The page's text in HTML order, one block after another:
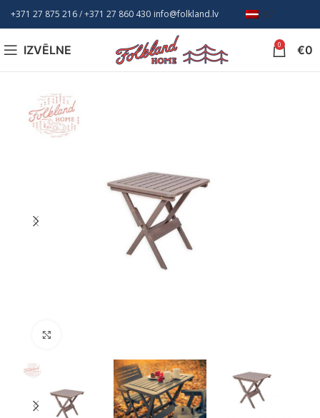
+371 27 875 216/ +371 27 860 430 info@folkland.lv LV
IZVĒLNE 0 €0